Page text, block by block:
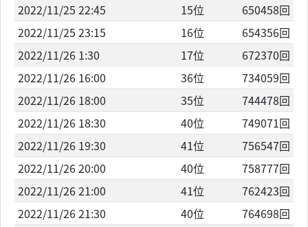
2022/11/25 22:45
15位
650458回
2022/11/25 23:15
16位
654356回
2022/11/26 1:30
17位
672370回
2022/11/26 16:00
36位
734059回
2022/11/26 18:00
35位
744478回
2022/11/26 18:30
40位
749071回
2022/11/26 19:30
41位
756547回
2022/11/26 20:00
40位
758777回
2022/11/26 21:00
41位
762423回
2022/11/26 21:30
40位
764698回